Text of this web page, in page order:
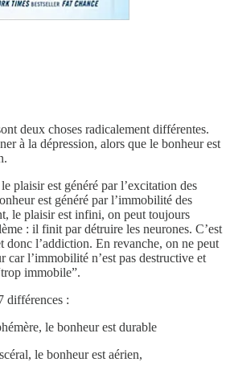
deux choses radicalement différentes.
à la dépression, alors que le bonheur est
plaisir est généré par l’excitation des
est généré par l’immobilité des
le plaisir est infini, on peut toujours
: il finit par détruire les neurones. C’est
donc l’addiction. En revanche, on ne peut
car l’immobilité n’est pas destructive et
immobile”.
différences :
le bonheur est durable
le bonheur est aérien,